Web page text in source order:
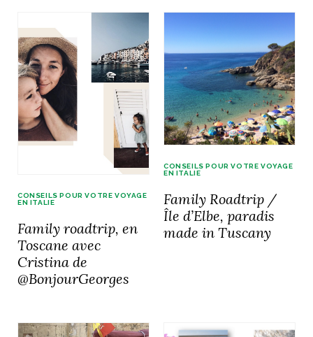
CONSEILS POUR VOTRE VOYAGE
EN ITALIE
Family roadtrip, en
Toscane avec
Cristina de
@BonjourGeorges
CONSEILS POUR VOTRE VOYAGE
EN ITALIE
Family Roadtrip /
Île d’Elbe, paradis
made in Tuscany